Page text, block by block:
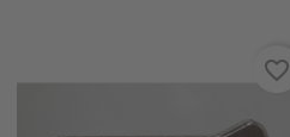
favorite_border